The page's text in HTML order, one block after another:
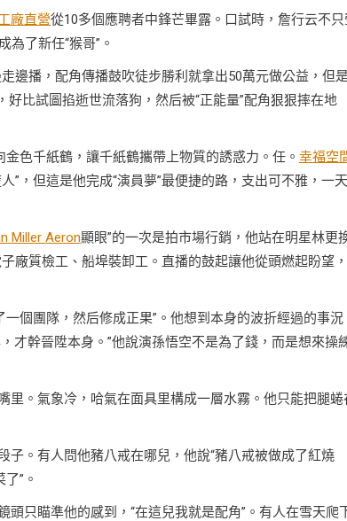
廠直營從10多個應聘者中鋒芒畢露。口試時，詹行云不只
了新任“猴哥”。
邊播，配角傳播鼓吹徒步勝利就拿出50萬元做公益，但
比試圖掐逝世流落狗，然后被“正能量”配角狠狠摔在地
色千紙鶴，讓千紙鶴攜帶上物質的誘惑力。任。 幸福空
”，但這是他完成“演員夢”最便捷的路，支出可不雅，一
Miller Aeron顯眼”的一次是拍市場行銷，他站在明星林更
廠質檢工、船埠裝卸工。直播的鼓起讓他從頭燃起盼望
個團隊，然后修成正果”。他想到本身的波折經過的事況
才幹晉陞本身。”他說演孫悟空不是為了錢，而是想來操
里。氣象冷，哈氣在面具里構成一層水霧。他只能把腿蜷
子。有人問他豬八戒在哪兒，他說“豬八戒被做成了紅燒
”。
只瞄準他的感到，“在這兒我就是配角”。有人在雪天爬